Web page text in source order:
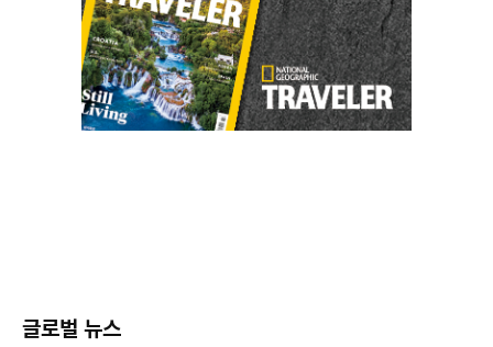
글로벌 뉴스